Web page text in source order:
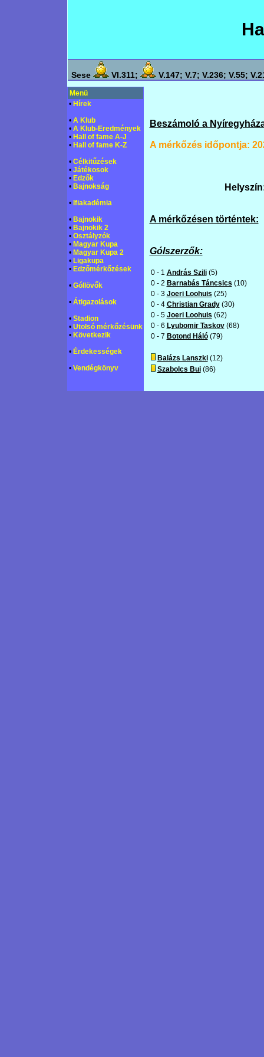
Sese VI.311; V.147; V.7; V.236; V.55;
Menü
• Hírek
• A Klub
• A Klub-Eredmények
• Hall of fame A-J
• Hall of fame K-Z
• Célkitűzések
• Játékosok
• Edzők
• Bajnokság
• Ifiakadémia
• Bajnokik
• Bajnokik 2
• Osztályzók
• Magyar Kupa
• Magyar Kupa 2
• Ligakupa
• Edzőmérkőzések
• Góllövők
• Átigazolások
• Stadion
• Utolsó mérkőzésünk
• Következik
• Érdekességek
• Vendégkönyv
Beszámoló a
A mérkőzés időpontja:
A mérkőzésen történtek:
Gólszerzők:
0 - 1 András Szili(5)
0 - 2 Barnabás Táncsics (10)
0 - 3 Joeri Loohuis (25)
0 - 4 Christian Grady(30)
0 - 5 Joeri Loohuis (62)
0 - 6 Lyubomir Taskov(68)
0 - 7 Botond Háló(79)
Balázs Lanszki(12)
Szabolcs Bui(86)